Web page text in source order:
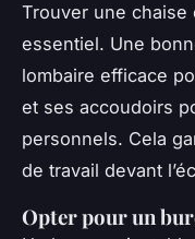
Trouver une chaise
essentiel. Une
lombaire efficace
et ses accoudoirs
personnels. Cela
de travail devant
Opter pour un